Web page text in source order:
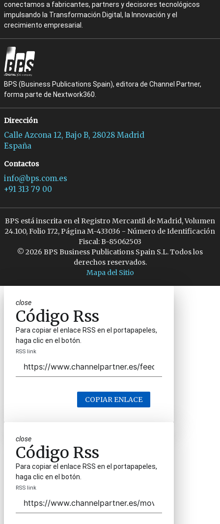
conectamos a fabricantes, partners y decisores tecnológicos
impulsando la Transformación Digital, la Innovación y el
crecimiento empresarial.
BPS (Business Publications Spain), editora de Channel Partner,
forma parte de Nextwork360.
Dirección
Calle Azcona 12, Bajo B, 28028 Madrid
España
Contactos
info@bps.com.es
+91 313 79 00
BPS está inscrita en el Registro Mercantil de Madrid, Volumen
24.100, Folio 172, Página M-433036 - Número de Identificación
Fiscal: B-85062503
© 2026 BPS Business Publications Spain S.L. Todos los
derechos reservados.
Mapa del Sitio
close
Código Rss
Para copiar el enlace RSS en el portapapeles,
haga clic en el botón.
RSS link
COPIAR ENLACE
close
Código Rss
Para copiar el enlace RSS en el portapapeles,
haga clic en el botón.
RSS link